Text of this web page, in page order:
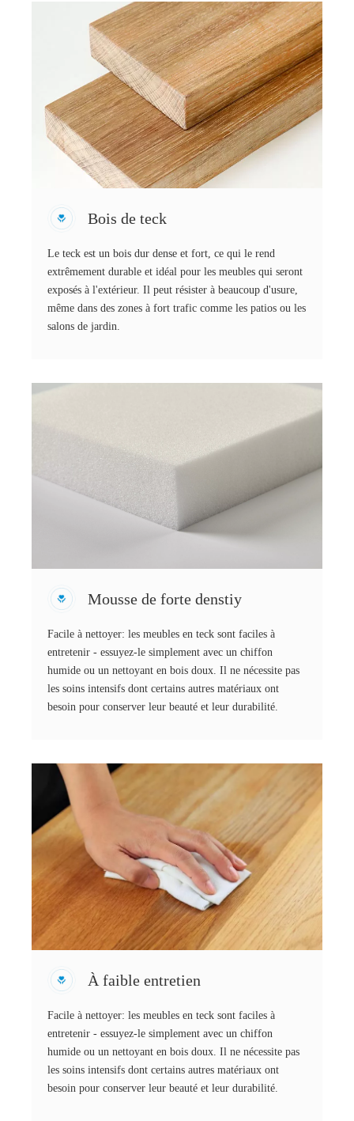
Bois de teck
Le teck est un bois dur dense et fort, ce qui le rend
extrêmement durable et idéal pour les meubles qui seront
exposés à l'extérieur. Il peut résister à beaucoup d'usure,
même dans des zones à fort trafic comme les patios ou les
salons de jardin.
Mousse de forte denstiy
Facile à nettoyer: les meubles en teck sont faciles à
entretenir - essuyez-le simplement avec un chiffon
humide ou un nettoyant en bois doux. Il ne nécessite pas
les soins intensifs dont certains autres matériaux ont
besoin pour conserver leur beauté et leur durabilité.
À faible entretien
Facile à nettoyer: les meubles en teck sont faciles à
entretenir - essuyez-le simplement avec un chiffon
humide ou un nettoyant en bois doux. Il ne nécessite pas
les soins intensifs dont certains autres matériaux ont
besoin pour conserver leur beauté et leur durabilité.